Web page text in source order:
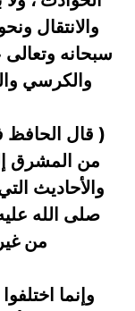
والانتقال
سبحانه
والكرسي
( قال الحافظ
من المشرق
والأحاديث
صلى الله
من
وإنما